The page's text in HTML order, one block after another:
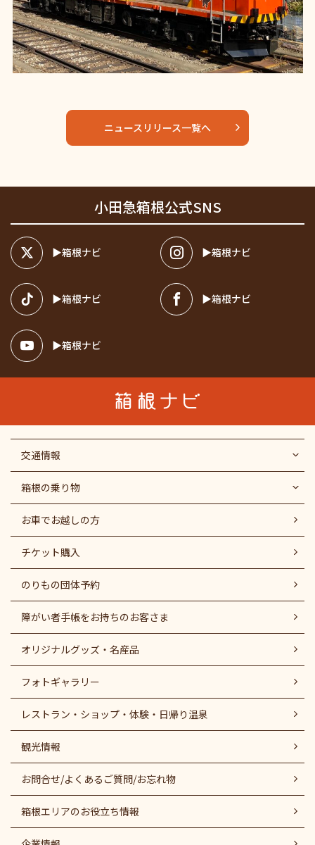
ニュースリリース一覧へ
小田急箱根公式SNS
箱根ナビ 箱根ナビ
箱根ナビ 箱根ナビ
箱根ナビ
交通情報
箱根の乗り物
お車でお越しの方
チケット購入
のりもの団体予約
障がい者⼿帳をお持ちのお客さま
オリジナルグッズ・名産品
フォトギャラリー
レストラン・ショップ・体験・日帰り温泉
観光情報
お問合せ/よくあるご質問/お忘れ物
箱根エリアのお役立ち情報